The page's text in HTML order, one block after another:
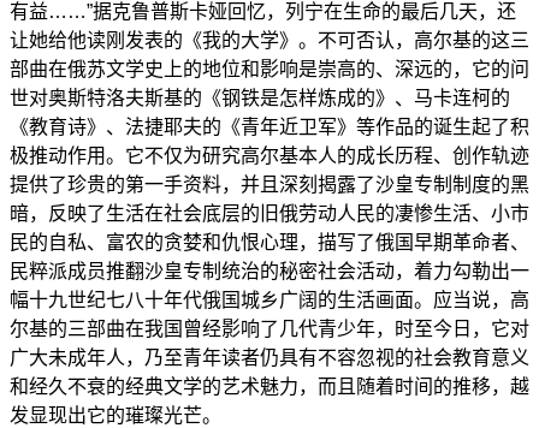
有益……”据克鲁普斯卡娅回忆，列宁在生命的最后几天，还
让她给他读刚发表的《我的大学》。不可否认，高尔基的这三
部曲在俄苏文学史上的地位和影响是崇高的、深远的，它的问
世对奥斯特洛夫斯基的《钢铁是怎样炼成的》、马卡连柯的
《教育诗》、法捷耶夫的《青年近卫军》等作品的诞生起了积
极推动作用。它不仅为研究高尔基本人的成长历程、创作轨迹
提供了珍贵的第一手资料，并且深刻揭露了沙皇专制制度的黑
暗，反映了生活在社会底层的旧俄劳动人民的凄惨生活、小市
民的自私、富农的贪婪和仇恨心理，描写了俄国早期革命者、
民粹派成员推翻沙皇专制统治的秘密社会活动，着力勾勒出一
幅十九世纪七八十年代俄国城乡广阔的生活画面。应当说，高
尔基的三部曲在我国曾经影响了几代青少年，时至今日，它对
广大未成年人，乃至青年读者仍具有不容忽视的社会教育意义
和经久不衰的经典文学的艺术魅力，而且随着时间的推移，越
发显现出它的璀璨光芒。